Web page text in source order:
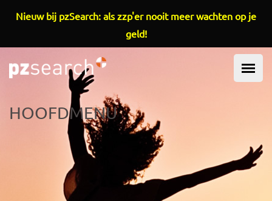
Overslaan en naar de inhoud gaan
HOOFDMENU
Nieuw bij pzSearch: als zzp'er nooit meer wachten op je
geld!